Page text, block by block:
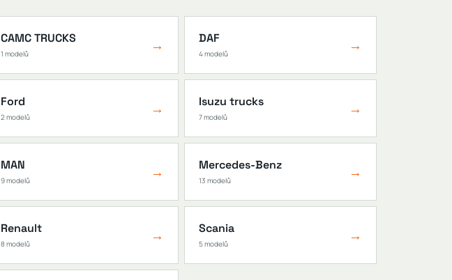
CAMC TRUCKS
1 modelů → DAF
4 modelů →
Ford
2 modelů → Isuzu trucks
7 modelů →
MAN
9 modelů → Mercedes-Benz
13 modelů →
Renault
8 modelů → Scania
5 modelů →